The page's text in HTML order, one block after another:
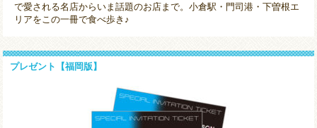
で愛される名店からいま話題のお店まで。小倉駅・門司港・下曽根エ
リアをこの一冊で食べ歩き♪
プレゼント【福岡版】